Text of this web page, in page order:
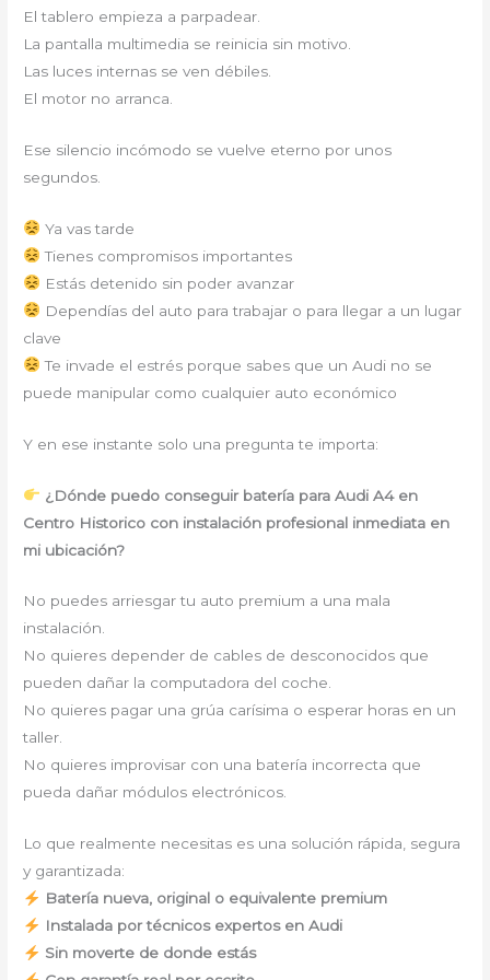
El tablero empieza a parpadear.
La pantalla multimedia se reinicia sin motivo.
Las luces internas se ven débiles.
El motor no arranca.
Ese silencio incómodo se vuelve eterno por unos
segundos.
Ya vas tarde
Tienes compromisos importantes
Estás detenido sin poder avanzar
Dependías del auto para trabajar o para llegar a un lugar
clave
Te invade el estrés porque sabes que un Audi no se
puede manipular como cualquier auto económico
Y en ese instante solo una pregunta te importa:
¿Dónde puedo conseguir batería para Audi A4 en
Centro Historico con instalación profesional inmediata en
mi ubicación?
No puedes arriesgar tu auto premium a una mala
instalación.
No quieres depender de cables de desconocidos que
pueden dañar la computadora del coche.
No quieres pagar una grúa carísima o esperar horas en un
taller.
No quieres improvisar con una batería incorrecta que
pueda dañar módulos electrónicos.
Lo que realmente necesitas es una solución rápida, segura
y garantizada:
Batería nueva, original o equivalente premium
Instalada por técnicos expertos en Audi
Sin moverte de donde estás